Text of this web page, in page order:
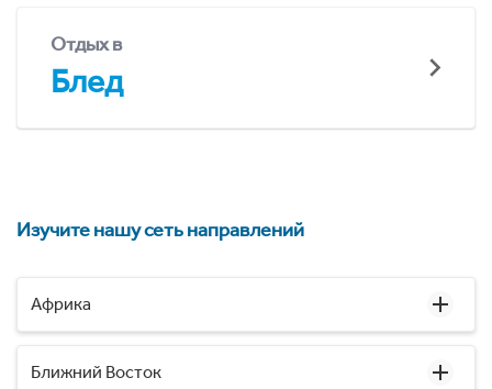
Отдых в
Блед
Изучите нашу сеть направлений
Африка
Ближний Восток